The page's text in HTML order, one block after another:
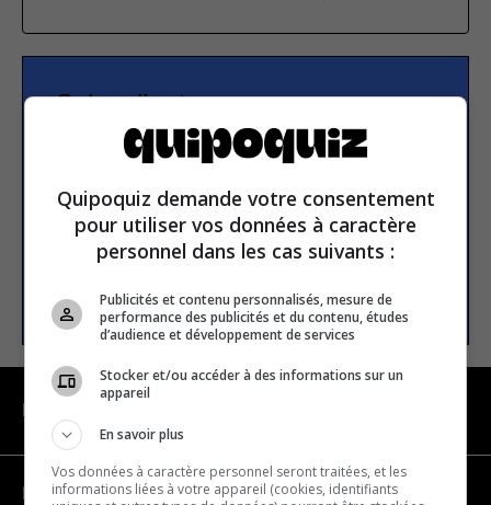
Subscribe to our
newsletter
Email address
SUBSCRIBE
Become a partner
Quipoquiz demande votre consentement
pour utiliser vos données à caractère
personnel dans les cas suivants :
Publicités et contenu personnalisés, mesure de
performance des publicités et du contenu, études
d’audience et développement de services
Stocker et/ou accéder à des informations sur un
appareil
En savoir plus
Vos données à caractère personnel seront traitées, et les
informations liées à votre appareil (cookies, identifiants